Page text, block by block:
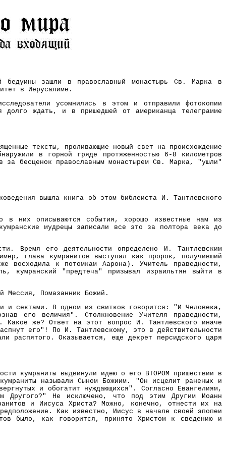
бедуины зашли в православный монастырь Св. Марка в
в Иерусалиме.
усомнились в этом и отправили фотокопии
ждать, и в пришедшей от американца телеграмме
тексты, проливающие новый свет на происхождение
в горной гряде протяженностью 6-8 километров
бесценок православным монастырем Св. Марка, "ушли"
вышла книга об этом библеиста И. Тантлевского
в них описываются события, хорошо известные нам из
мудрецы записали все это за полтора века до
Время его деятельности определено И. Тантлевским
глава кумранитов выступал как пророк, получивший
восходила к потомкам Аарона). Учитель праведности,
кумранский "предтеча" призывал израильтян выйти в
Мессия, Помазанник Божий.
и сектами. В одном из свитков говорится: "И Человека,
его величия". Столкновение Учителя праведности,
Какое же? Ответ на этот вопрос И. Тантлевского иначе
его"! По И. Тантлевскому, это в действительности
распятого. Оказывается, еще декрет персидского царя
кумраниты выдвинули идею о его ВТОРОМ пришествии в
называли Сыном Божиим. "Он исцелит раненых и
и обогатит нуждающихся". Согласно Евангелиям,
Другого?" Не исключено, что под этим Другим Иоанн
и Иисуса Христа? Можно, конечно, отнести их на
Как известно, Иисус в начале своей эпопеи
было, как говорится, принято Христом к сведению и